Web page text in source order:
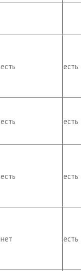
есть есть
есть есть
есть есть
нет есть